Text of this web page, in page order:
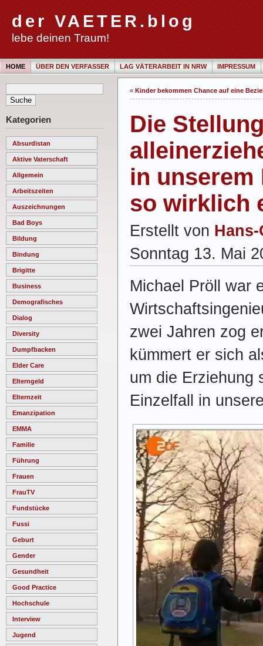
der VAETER.blog
lebe deinen Traum!
HOME ÜBER DEN VERFASSER LAG VÄTERARBEIT IN NRW IMPRESSUM
Kategorien
Absurdistan
Aktive Vaterschaft
Allgemein
Arbeitszeiten
Auszeichnungen
Bad Boys
Bildung
Bindung
Brigitte
Business
Demografisches
Dialog
Diversity
Dumpfbacken
Elder Care
Elterngeld
Elternzeit
Emanzipation
EMMA
Familie
Führung
Frauen
FrauTV
Fundstücke
Fussi
Geburt
Gender
Gesundheit
Good Practice
Hochschule
Interview
Jugend
« Kinder bekommen Chance auf eine
Die
in unserem
so wirklich
Erstellt von
Sonntag 13. Mai
Michael Pröll war
zwei Jahren zog
kümmert er sich
um die Erziehung
Einzelfall in